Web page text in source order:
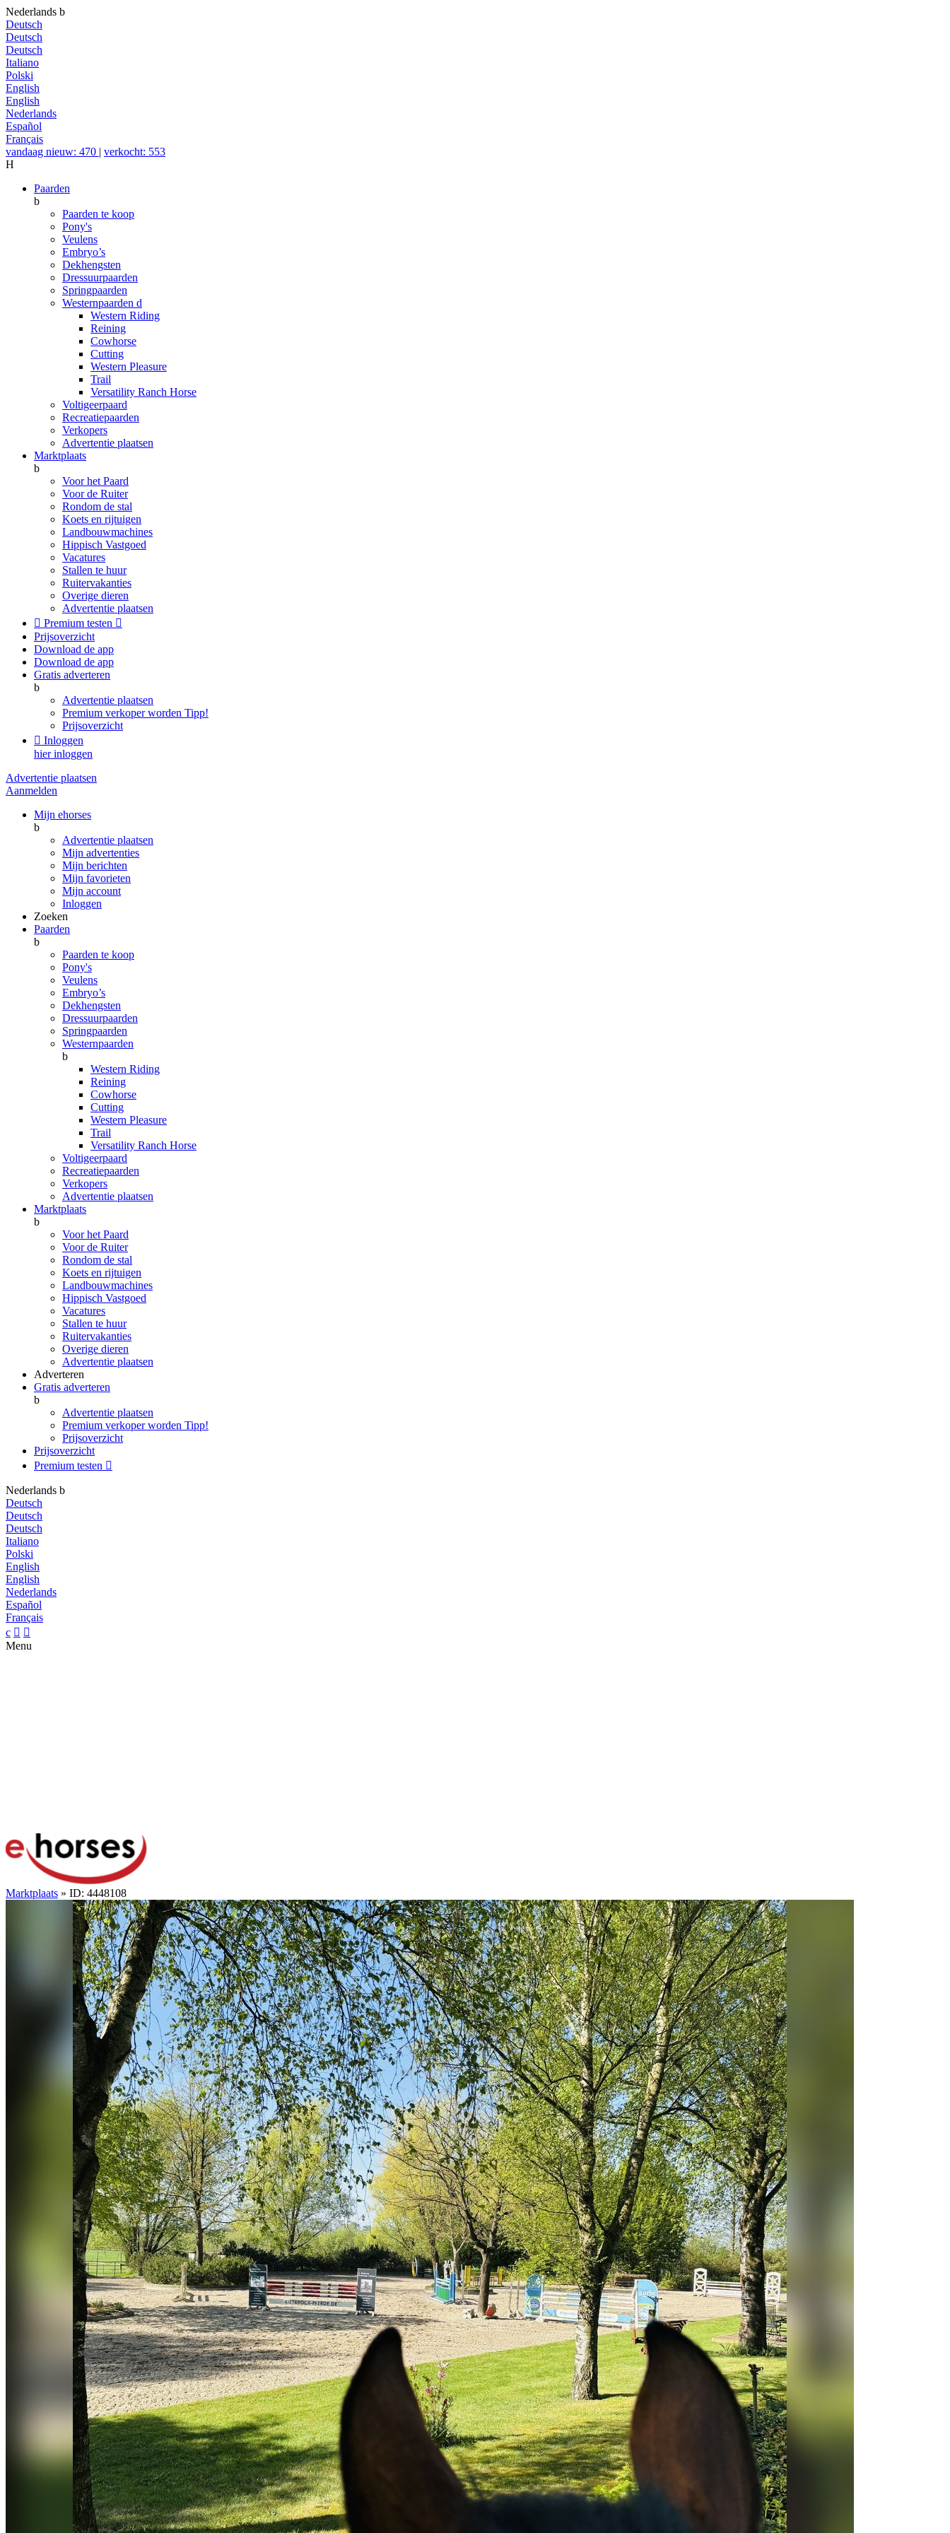
Nederlands b
Deutsch
Deutsch
Deutsch
Italiano
Polski
English
English
Nederlands
Español
Français
vandaag nieuw: 470 | verkocht: 553
H
Paarden
b
Paarden te koop
Pony's
Veulens
Embryo’s
Dekhengsten
Dressuurpaarden
Springpaarden
Westernpaarden d
Western Riding
Reining
Cowhorse
Cutting
Western Pleasure
Trail
Versatility Ranch Horse
Voltigeerpaard
Recreatiepaarden
Verkopers
Advertentie plaatsen
Marktplaats
b
Voor het Paard
Voor de Ruiter
Rondom de stal
Koets en rijtuigen
Landbouwmachines
Hippisch Vastgoed
Vacatures
Stallen te huur
Ruitervakanties
Overige dieren
Advertentie plaatsen
 Premium testen 
Prijsoverzicht
Download de app
Download de app
Gratis adverteren
b
Advertentie plaatsen
Premium verkoper worden Tipp!
Prijsoverzicht
 Inloggen
hier inloggen
Advertentie plaatsen
Aanmelden
Mijn ehorses
b
Advertentie plaatsen
Mijn advertenties
Mijn berichten
Mijn favorieten
Mijn account
Inloggen
Zoeken
Paarden
b
Paarden te koop
Pony's
Veulens
Embryo’s
Dekhengsten
Dressuurpaarden
Springpaarden
Westernpaarden
b
Western Riding
Reining
Cowhorse
Cutting
Western Pleasure
Trail
Versatility Ranch Horse
Voltigeerpaard
Recreatiepaarden
Verkopers
Advertentie plaatsen
Marktplaats
b
Voor het Paard
Voor de Ruiter
Rondom de stal
Koets en rijtuigen
Landbouwmachines
Hippisch Vastgoed
Vacatures
Stallen te huur
Ruitervakanties
Overige dieren
Advertentie plaatsen
Adverteren
Gratis adverteren
b
Advertentie plaatsen
Premium verkoper worden Tipp!
Prijsoverzicht
Prijsoverzicht
Premium testen 
Nederlands b
Deutsch
Deutsch
Deutsch
Italiano
Polski
English
English
Nederlands
Español
Français
c  
Menu
Marktplaats » ID: 4448108